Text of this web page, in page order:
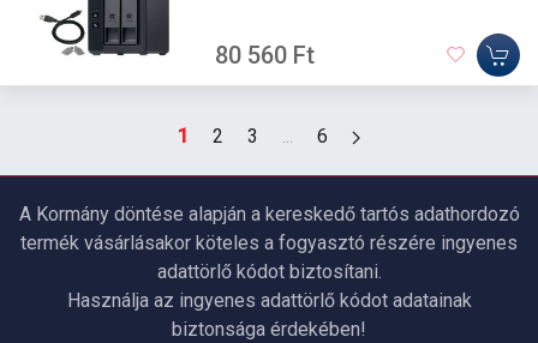
80 560 Ft
1 2 3 ... 6
A Kormány döntése alapján a kereskedő tartós adathordozó
termék vásárlásakor köteles a fogyasztó részére ingyenes
adattörlő kódot biztosítani.
Használja az ingyenes adattörlő kódot adatainak
biztonsága érdekében!